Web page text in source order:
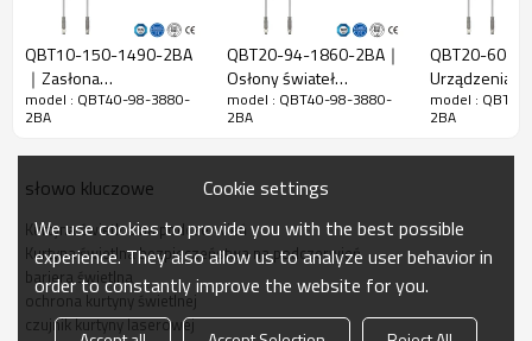
Ilość belek
Zakres
działania
3880 mm
Rozmiar
15mm*30mm*L,L to długość nadajnika i
Odległość
wykrywania
30-3000 mm
Czas
odpowiedzi
≤15ms
Dane mechaniczne
QBT10-150-1490-2BA
｜Zasłona
bezpieczeństwa Czujnik
bezpieczeństwa
model : QBT40-98-3880-
2BA
QBT20-94-1860-2BA｜
Osłony świateł
maszynowych｜
DADISICK
model : QBT40-98-3880-
2BA
QBT20-60-
Urządzenia
maszyny
model :
2BA
słowo kluczowe
Kurtyna świetlna na podczerwień
Kurtyna świetlna bezpieczeństwa na podczerwień
bariera świetlna
ochrona kurtyny świetlnej
czujnik kurtyny laserowej
Cookie settings
We use cookies to provide you with the best possible
experience. They also allow us to analyze user behavior in
order to constantly improve the website for you.